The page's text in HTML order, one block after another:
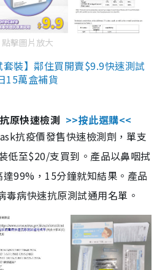
點擊圖片放大
裝】鄰住買開賣$9.9快速測試
15萬盒補貨
原快速檢測 >>按此選購<<
抗疫價發售快速檢測劑，單支
低至$20/支買到。產品以鼻咽拭
99%，15分鐘就知結果。產品
毒病快速抗原測試通用名單。